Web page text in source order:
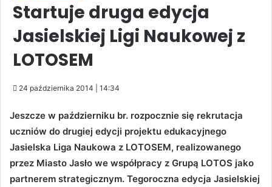
Startuje druga edycja
Jasielskiej Ligi Naukowej z
LOTOSEM
24 października 2014 | 14:34
Jeszcze w październiku br. rozpocznie się rekrutacja
uczniów do drugiej edycji projektu edukacyjnego
Jasielska Liga Naukowa z LOTOSEM, realizowanego
przez Miasto Jasło we współpracy z Grupą LOTOS jako
partnerem strategicznym. Tegoroczna edycja Jasielskiej